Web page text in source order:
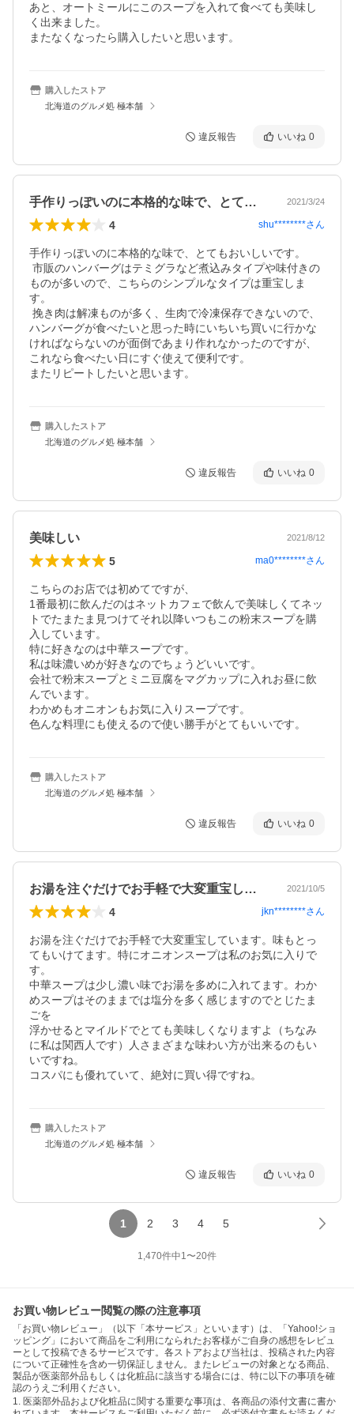
あと、オートミールにこのスープを入れて食べても美味し
く出来ました。
またなくなったら購入したいと思います。
購入したストア
北海道のグルメ処 極本舗
違反報告 いいね 0
手作りっぽいのに本格的な味で、とてもお… 2021/3/24
4 shu********さん
手作りっぽいのに本格的な味で、とてもおいしいです。
ものが多いので、こちらのシンプルなタイプは重宝しま
す。
ハンバーグが食べたいと思った時にいちいち買いに行かな
ければならないのが面倒であまり作れなかったのですが、
これなら食べたい日にすぐ使えて便利です。
またリピートしたいと思います。
購入したストア
北海道のグルメ処 極本舗
違反報告 いいね 0
美味しい 2021/8/12
5 ma0********さん
こちらのお店では初めてですが、
1番最初に飲んだのはネットカフェで飲んで美味しくてネッ
トでたまたま見つけてそれ以降いつもこの粉末スープを購
入しています。
特に好きなのは中華スープです。
私は味濃いめが好きなのでちょうどいいです。
会社で粉末スープとミニ豆腐をマグカップに入れお昼に飲
んでいます。
わかめもオニオンもお気に入りスープです。
色んな料理にも使えるので使い勝手がとてもいいです。
購入したストア
北海道のグルメ処 極本舗
違反報告 いいね 0
お湯を注ぐだけでお手軽で大変重宝してい… 2021/10/5
4 jkn********さん
お湯を注ぐだけでお手軽で大変重宝しています。味もとっ
てもいけてます。特にオニオンスープは私のお気に入りで
す。
中華スープは少し濃い味でお湯を多めに入れてます。わか
めスープはそのままでは塩分を多く感じますのでとじたま
ごを
浮かせるとマイルドでとても美味しくなりますよ（ちなみ
に私は関西人です）人さまざまな味わい方が出来るのもい
いですね。
コスパにも優れていて、絶対に買い得ですね。
購入したストア
北海道のグルメ処 極本舗
違反報告 いいね 0
1 2 3 4 5
1,470件中1〜20件
お買い物レビュー閲覧の際の注意事項
「お買い物レビュー」（以下「本サービス」といいます）は、「Yahoo!ショ
ッピング」において商品をご利用になられたお客様がご自身の感想をレビュ
ーとして投稿できるサービスです。各ストアおよび当社は、投稿された内容
について正確性を含め一切保証しません。またレビューの対象となる商品、
製品が医薬部外品もしくは化粧品に該当する場合には、特に以下の事項を確
認のうえご利用ください。
1. 医薬部外品および化粧品に関する重要な事項は、各商品の添付文書に書か